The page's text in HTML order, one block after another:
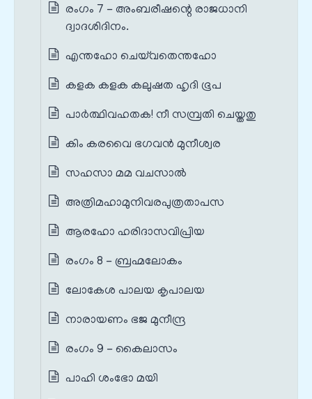
രംഗം 7 - അംബരീഷന്റെ രാജധാനി
ദ്വാദശിദിനം.
എന്തഹോ ചെയ്‌വതെന്തഹോ
കളക കളക കലുഷത ഹൃദി ഭൂപ
പാർത്ഥിവഹതക! നീ സമ്പ്രതി ചെയ്തതു
കിം കരവൈ ഭഗവൻ മുനീശ്വര
സഹസാ മമ വചസാൽ
അത്രിമഹാമുനിവരപുത്രതാപസ
ആരഹോ ഹരിദാസവിപ്രിയ
രംഗം 8 - ബ്രഹ്മലോകം
ലോകേശ പാലയ കൃപാലയ
നാരായണം ഭജ മുനീന്ദ്ര
രംഗം 9 - കൈലാസം
പാഹി ശംഭോ മയി